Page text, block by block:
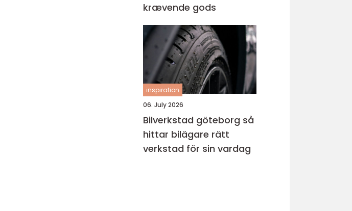
krævende gods
inspiration
06. July 2026
Bilverkstad göteborg så
hittar bilägare rätt
verkstad för sin vardag